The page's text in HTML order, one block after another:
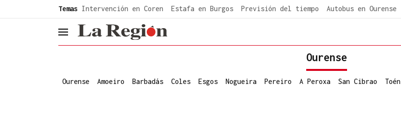
Temas Intervención en Coren Estafa en Burgos Previsión del tiempo Autobus en Ourense
header.menu.open
Ourense
Ourense Amoeiro Barbadás Coles Esgos Nogueira Pereiro A Peroxa San Cibrao Toén